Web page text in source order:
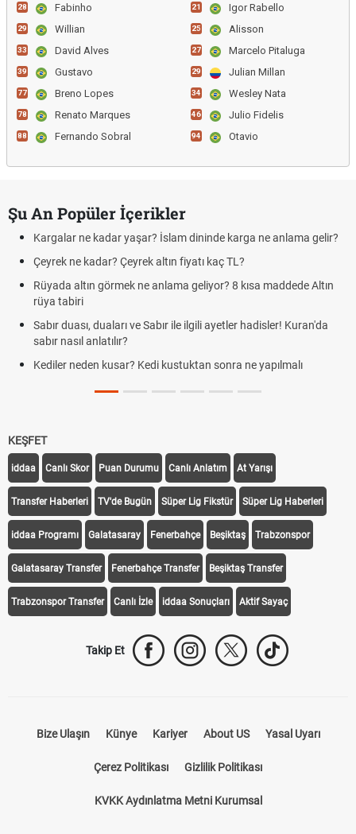
28 Fabinho
29 Willian
33 David Alves
39 Gustavo
77 Breno Lopes
78 Renato Marques
88 Fernando Sobral
21 Igor Rabello
25 Alisson
27 Marcelo Pitaluga
29 Julian Millan
34 Wesley Nata
46 Julio Fidelis
94 Otavio
Şu An Popüler İçerikler
Kargalar ne kadar yaşar? İslam dininde karga ne anlama gelir?
Çeyrek ne kadar? Çeyrek altın fiyatı kaç TL?
Rüyada altın görmek ne anlama geliyor? 8 kısa maddede Altın
rüya tabiri
Sabır duası, duaları ve Sabır ile ilgili ayetler hadisler! Kuran'da
sabır nasıl anlatılır?
Kediler neden kusar? Kedi kustuktan sonra ne yapılmalı
KEŞFET
iddaa Canlı Skor Puan Durumu Canlı Anlatım At Yarışı
Transfer Haberleri TV'de Bugün Süper Lig Fikstür Süper Lig Haberleri
iddaa Programı Galatasaray Fenerbahçe Beşiktaş Trabzonspor
Galatasaray Transfer Fenerbahçe Transfer Beşiktaş Transfer
Trabzonspor Transfer Canlı İzle iddaa Sonuçları Aktif Sayaç
Takip Et
Bize Ulaşın Künye Kariyer About US Yasal Uyarı
Çerez Politikası Gizlilik Politikası
KVKK Aydınlatma Metni Kurumsal